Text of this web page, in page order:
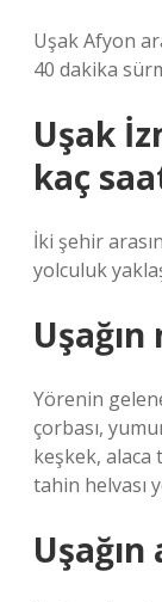
Uşak Afyon
40 dakika
Uşak
kaç
İki şehir
yolculuk
Yörenin
çorbası,
keşkek, alaca
tahin helvası
Uşağın